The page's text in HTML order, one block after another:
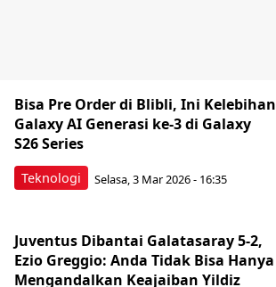
Teknologi
Bisa Pre Order di Blibli, Ini Kelebihan
Galaxy AI Generasi ke-3 di Galaxy
S26 Series
Selasa, 3 Mar 2026 - 16:35
Juventus Dibantai Galatasaray 5-2,
Ezio Greggio: Anda Tidak Bisa Hanya
Mengandalkan Keajaiban Yildiz